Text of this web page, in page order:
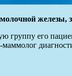
железы,
его